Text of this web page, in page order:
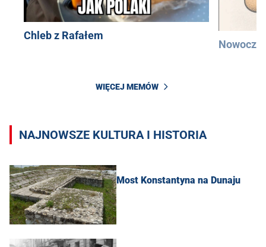
Chleb z Rafałem
WIĘCEJ MEMÓW
NAJNOWSZE KULTURA I HISTORIA
Most Konstantyna na Dunaju